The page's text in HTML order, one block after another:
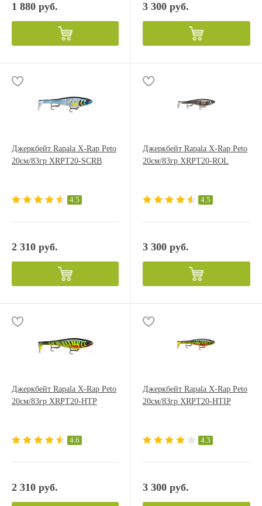
1 880 руб. 3 300 руб.
Джеркбейт Rapala X-Rap Peto
20см/83гр XRPT20-SCRB
4.5
2 310 руб.
Джеркбейт Rapala X-Rap Peto
20см/83гр XRPT20-ROL
4.5
3 300 руб.
Джеркбейт Rapala X-Rap Peto
20см/83гр XRPT20-HTP
4.6
2 310 руб.
Джеркбейт Rapala X-Rap Peto
20см/83гр XRPT20-HTIP
4.3
3 300 руб.